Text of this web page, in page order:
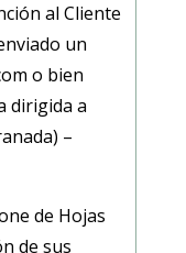
al Cliente
un
o bien
dirigida a
–
de Hojas
de sus